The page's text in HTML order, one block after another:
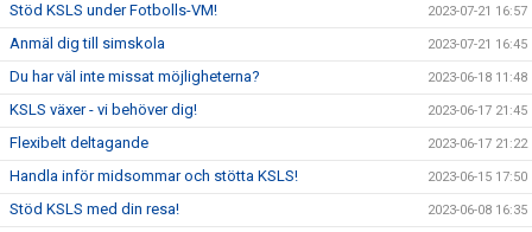
Stöd KSLS under Fotbolls-VM! 2023-07-21 16:57
Anmäl dig till simskola 2023-07-21 16:45
Du har väl inte missat möjligheterna? 2023-06-18 11:48
KSLS växer - vi behöver dig! 2023-06-17 21:45
Flexibelt deltagande 2023-06-17 21:22
Handla inför midsommar och stötta KSLS! 2023-06-15 17:50
Stöd KSLS med din resa! 2023-06-08 16:35